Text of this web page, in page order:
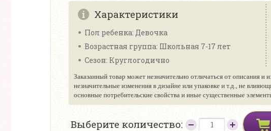
Характеристики
Пол ребенка: Девочка
Возрастная группа: Школьная 7-17 лет
Сезон: Круглогодично
Заказанный товар может незначительно отличаться от описания
незначительные изменения в дизайне или упаковке и т.д., не
основные потребительские свойства и иные существенные
Выберите количество: